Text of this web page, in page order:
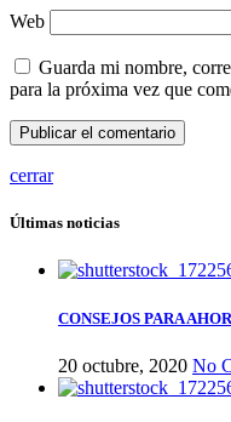
Web
Guarda mi nombre,
para la próxima vez que
cerrar
Últimas noticias
CONSEJOS PARA
20 octubre, 2020 No